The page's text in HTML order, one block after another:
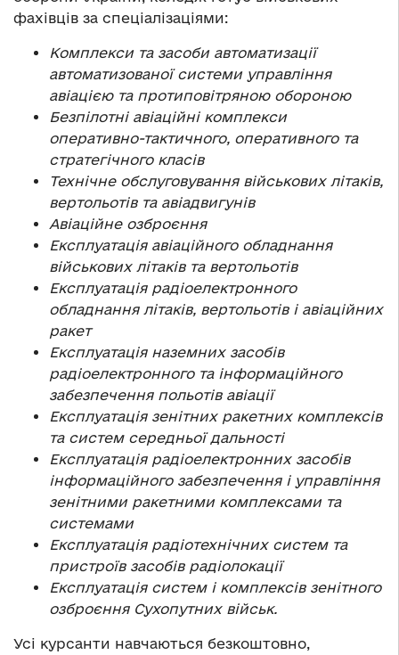
фахівців за спеціалізаціями:
Комплекси та засоби автоматизації
автоматизованої системи управління
авіацією та протиповітряною обороною
Безпілотні авіаційні комплекси
оперативно-тактичного, оперативного та
стратегічного класів
Технічне обслуговування військових літаків,
вертольотів та авіадвигунів
Авіаційне озброєння
Експлуатація авіаційного обладнання
військових літаків та вертольотів
Експлуатація радіоелектронного
обладнання літаків, вертольотів і авіаційних
ракет
Експлуатація наземних засобів
радіоелектронного та інформаційного
забезпечення польотів авіації
Експлуатація зенітних ракетних комплексів
та систем середньої дальності
Експлуатація радіоелектронних засобів
інформаційного забезпечення і управління
зенітними ракетними комплексами та
системами
Експлуатація радіотехнічних систем та
пристроїв засобів радіолокації
Експлуатація систем і комплексів зенітного
озброєння Сухопутних військ.
Усі курсанти навчаються безкоштовно,